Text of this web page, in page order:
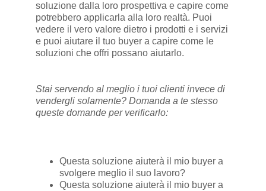
soluzione dalla loro prospettiva e capire come
potrebbero applicarla alla loro realtà. Puoi
vedere il vero valore dietro i prodotti e i servizi
e puoi aiutare il tuo buyer a capire come le
soluzioni che offri possano aiutarlo.
Stai servendo al meglio i tuoi clienti invece di
vendergli solamente? Domanda a te stesso
queste domande per verificarlo:
Questa soluzione aiuterà il mio buyer a
svolgere meglio il suo lavoro?
Questa soluzione aiuterà il mio buyer a